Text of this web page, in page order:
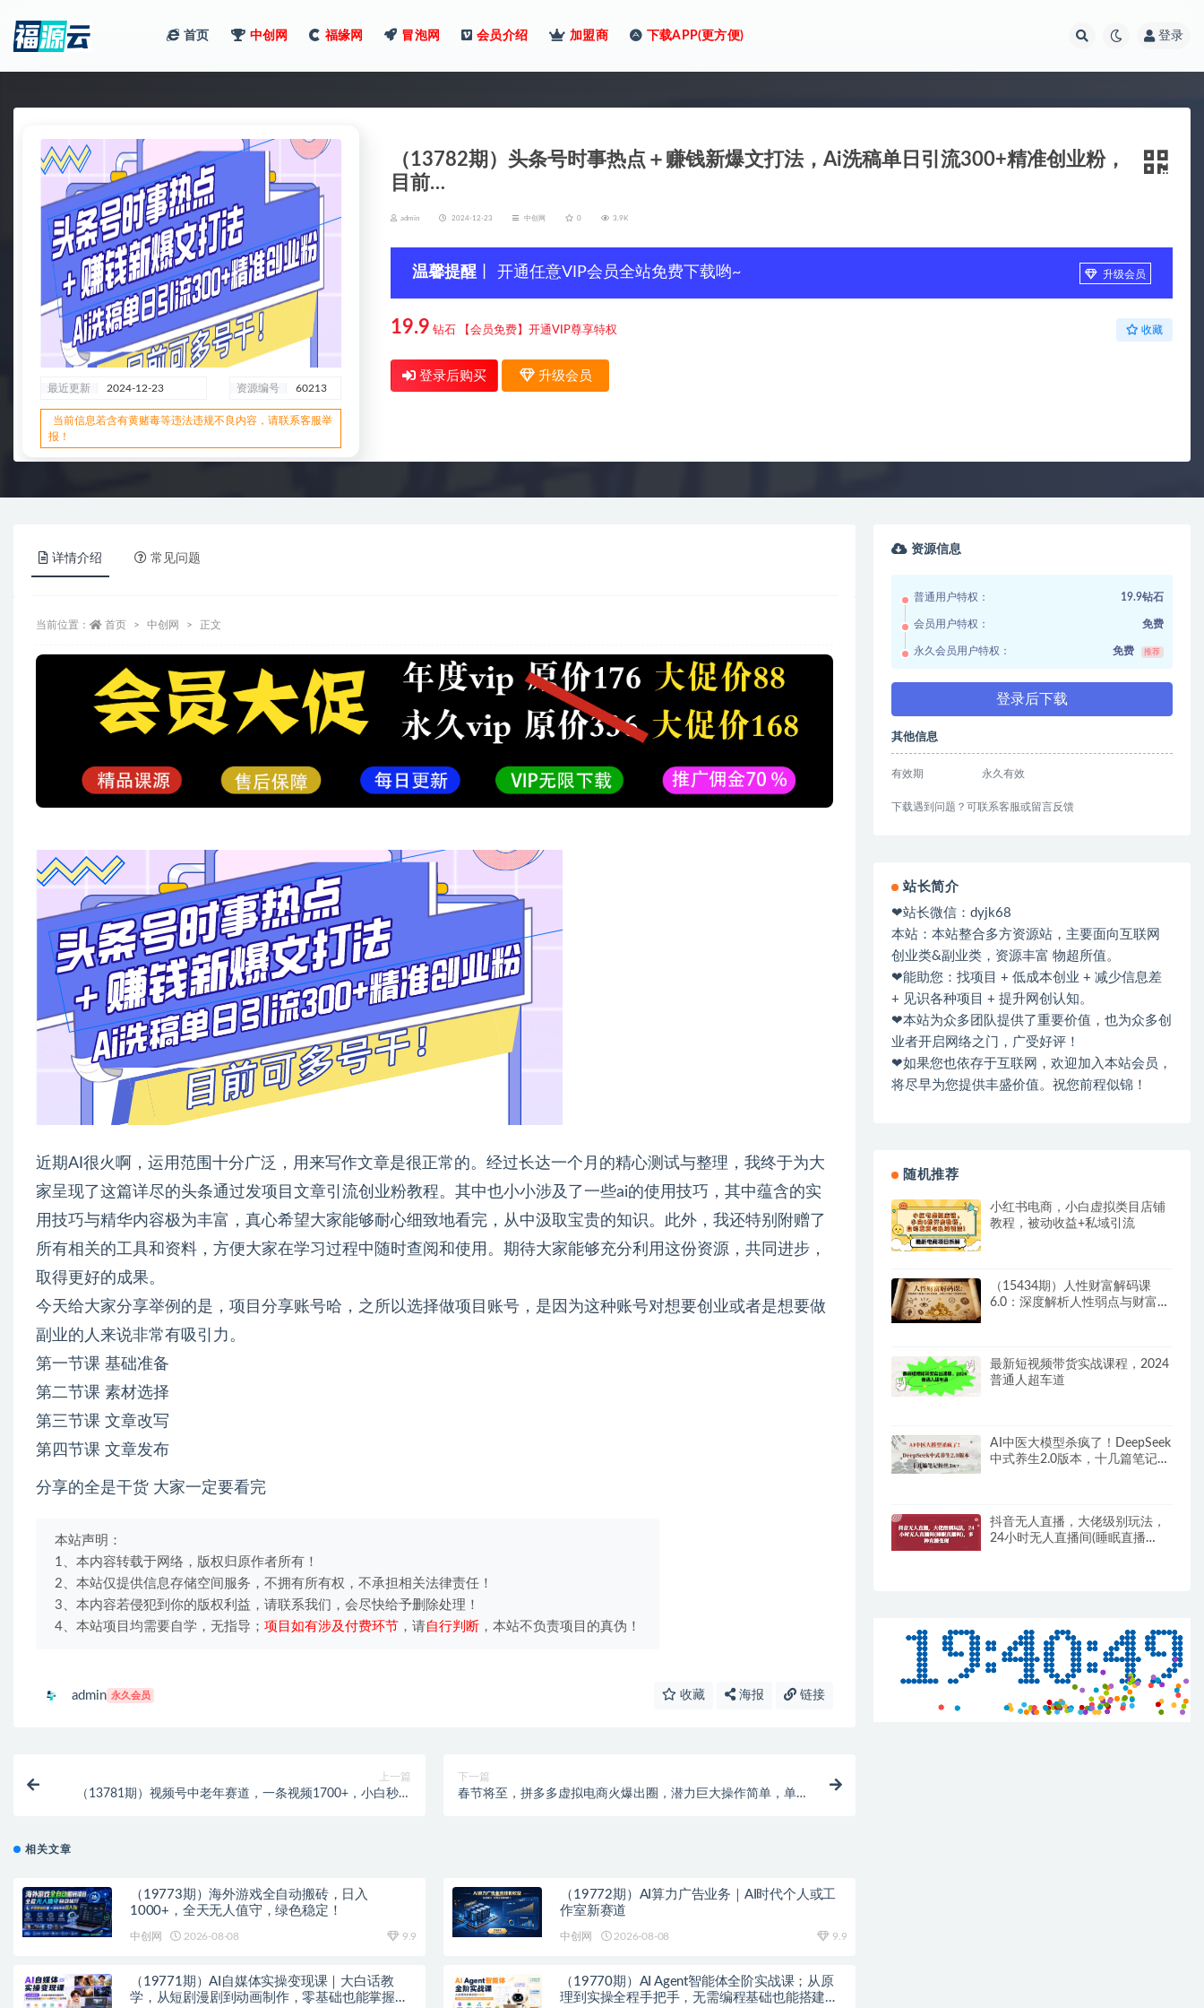
首页 中创网 福缘网 冒泡网 会员介绍 加盟商 下载APP(更方便) 登录
最近更新 2024-12-23 资源编号 60213
当前信息若含有黄赌毒等违法违规不良内容，请联系客服举
报！
（13782期）头条号时事热点＋赚钱新爆文打法，Ai洗稿单日引流300+精准创业粉，
目前…
admin 2024-12-23 中创网 0 3.9K
温馨提醒 丨 开通任意VIP会员全站免费下载哟~ 升级会员
19.9 钻石 【会员免费】开通VIP尊享特权 收藏
登录后购买 升级会员
详情介绍 常见问题
当前位置： 首页 中创网 正文
近期AI很火啊，运用范围十分广泛，用来写作文章是很正常的。经过长达一个月的精心测试与整理，我终于为大
家呈现了这篇详尽的头条通过发项目文章引流创业粉教程。其中也小小涉及了一些ai的使用技巧，其中蕴含的实
用技巧与精华内容极为丰富，真心希望大家能够耐心细致地看完，从中汲取宝贵的知识。此外，我还特别附赠了
所有相关的工具和资料，方便大家在学习过程中随时查阅和使用。期待大家能够充分利用这份资源，共同进步，
取得更好的成果。
今天给大家分享举例的是，项目分享账号哈，之所以选择做项目账号，是因为这种账号对想要创业或者是想要做
副业的人来说非常有吸引力。
第一节课 基础准备
第二节课 素材选择
第三节课 文章改写
第四节课 文章发布
分享的全是干货 大家一定要看完
本站声明：
1、本内容转载于网络，版权归原作者所有！
2、本站仅提供信息存储空间服务，不拥有所有权，不承担相关法律责任！
3、本内容若侵犯到你的版权利益，请联系我们，会尽快给予删除处理！
4、本站项目均需要自学，无指导； 项目如有涉及付费环节 ，请自行判断 ，本站不负责项目的真伪！
admin 永久会员 收藏 海报 链接
上一篇
（13781期）视频号中老年赛道，一条视频1700+，小白秒上
下一篇
春节将至，拼多多虚拟电商火爆出圈，潜力巨大操作简单，单人
相关文章
（19773期）海外游戏全自动搬砖，日入
1000+，全天无人值守，绿色稳定！
中创网 2026-08-08 9.9
（19772期）AI算力广告业务｜AI时代个人或工
作室新赛道
中创网 2026-08-08 9.9
（19771期）AI自媒体实操变现课｜大白话教
学，从短剧漫剧到动画制作，零基础也能掌握爆
（19770期）AI Agent智能体全阶实战课；从原
理到实操全程手把手，无需编程基础也能搭建自
资源信息
普通用户特权： 19.9钻石
会员用户特权： 免费
永久会员用户特权： 免费 推荐
登录后下载
其他信息
有效期 永久有效
下载遇到问题？可联系客服或留言反馈
站长简介
❤站长微信：dyjk68
本站：本站整合多方资源站，主要面向互联网
创业类&副业类，资源丰富 物超所值。
❤能助您：找项目 + 低成本创业 + 减少信息差
+ 见识各种项目 + 提升网创认知。
❤本站为众多团队提供了重要价值，也为众多创
业者开启网络之门，广受好评！
❤如果您也依存于互联网，欢迎加入本站会员，
将尽早为您提供丰盛价值。祝您前程似锦！
随机推荐
小红书电商，小白虚拟类目店铺
教程，被动收益+私域引流
（15434期）人性财富解码课
6.0：深度解析人性弱点与财富逻
最新短视频带货实战课程，2024
普通人超车道
AI中医大模型杀疯了！DeepSeek
中式养生2.0版本，十几篇笔记粉
抖音无人直播，大佬级别玩法，
24小时无人直播间(睡眠直播